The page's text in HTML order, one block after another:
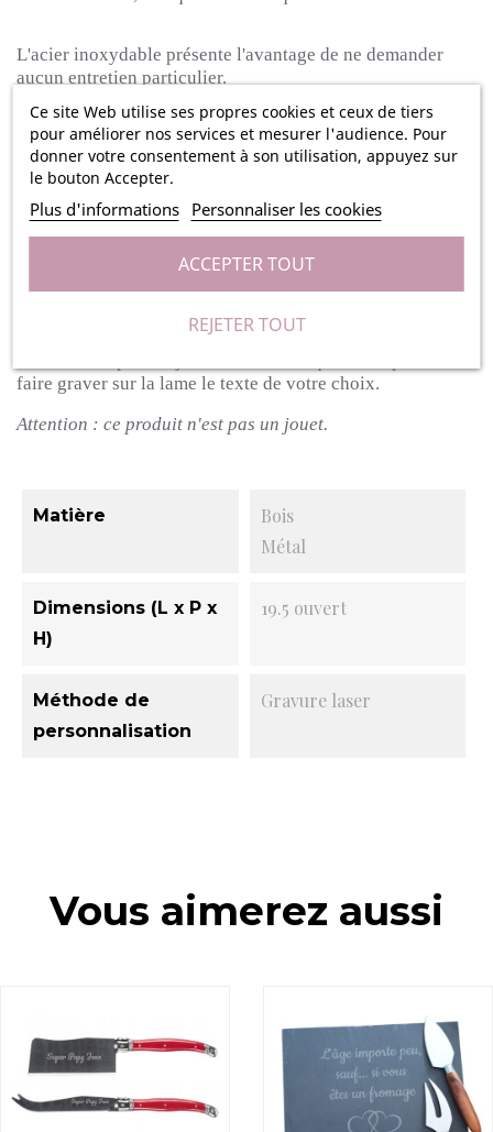
Ce site Web utilise ses propres cookies et ceux de tiers
pour améliorer nos services et mesurer l'audience. Pour
donner votre consentement à son utilisation, appuyez sur
le bouton Accepter.
Plus d'informations Personnaliser les cookies
REJETER TOUT
ACCEPTER TOUT
L'acier inoxydable présente l'avantage de ne demander
aucun entretien particulier.
Quant au manche, il est issu de bois d'exploitation
française, il vernit pour être protégé contre l'humidité et
les salissures.
Ce couteau dispose d'une sécurité coulissante qui permet
verrouiller la lame en position fermée.
C’est le cadeau qui fera plaisir pour la fête des pères des
grands-pères ou pour un anniversaire, par exemple.
faire graver sur la lame le texte de votre choix.
Attention : ce produit n'est pas un jouet.
Matière
Bois
Métal
Dimensions (L x P x
H)
19.5 ouvert
Méthode de
personnalisation
Gravure laser
Vous aimerez aussi